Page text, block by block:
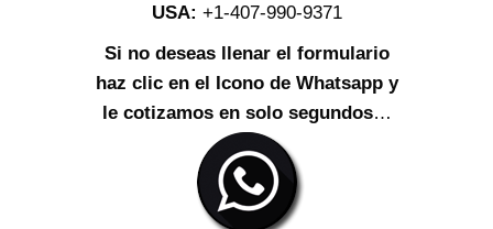
USA: +1-407-990-9371
Si no deseas llenar el formulario
haz clic en el Icono de Whatsapp y
le cotizamos en solo segundos…